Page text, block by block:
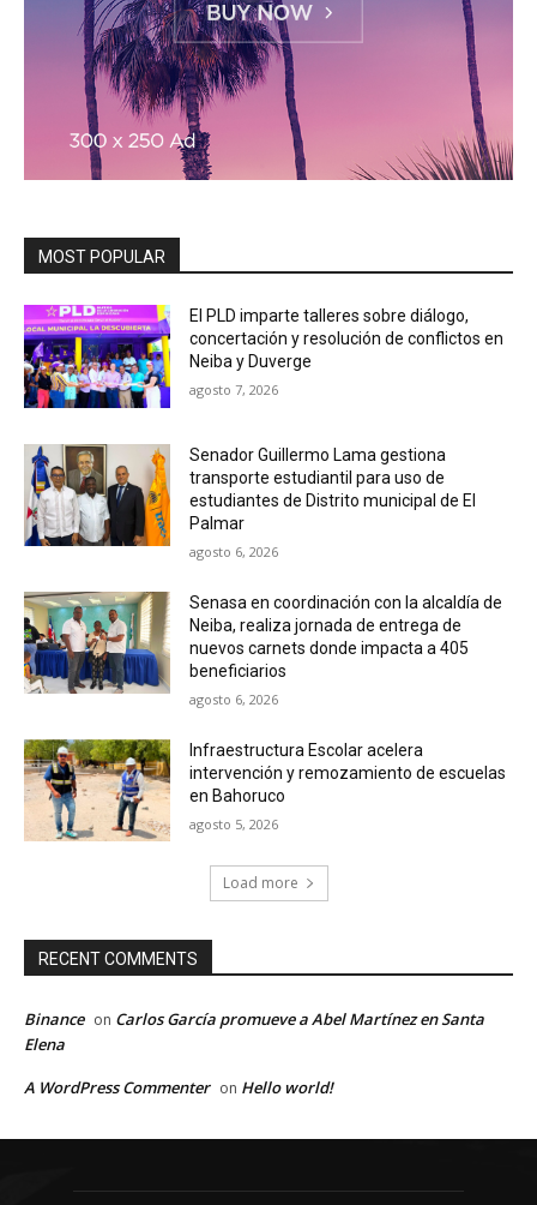
MOST POPULAR
El PLD imparte talleres sobre diálogo,
concertación y resolución de conflictos en
Neiba y Duverge
agosto 7, 2026
Senador Guillermo Lama gestiona
transporte estudiantil para uso de
estudiantes de Distrito municipal de El
Palmar
agosto 6, 2026
Senasa en coordinación con la alcaldía de
Neiba, realiza jornada de entrega de
nuevos carnets donde impacta a 405
beneficiarios
agosto 6, 2026
Infraestructura Escolar acelera
intervención y remozamiento de escuelas
en Bahoruco
agosto 5, 2026
Load more
RECENT COMMENTS
Binance on Carlos García promueve a Abel Martínez en Santa
Elena
A WordPress Commenter on Hello world!